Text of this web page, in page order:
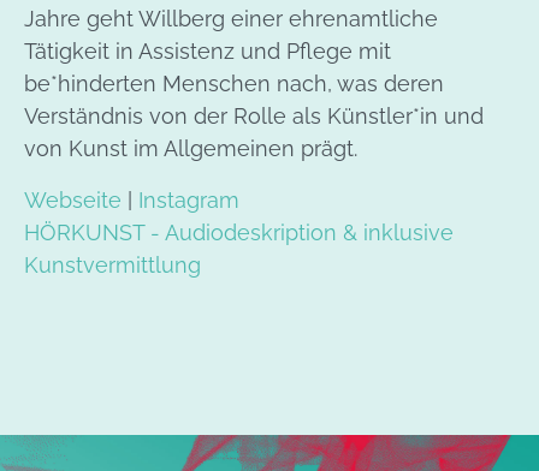
Jahre geht Willberg einer ehrenamtliche
Tätigkeit in Assistenz und Pflege mit
be*hinderten Menschen nach, was deren
Verständnis von der Rolle als Künstler*in und
von Kunst im Allgemeinen prägt.
Webseite | Instagram
HÖRKUNST - Audiodeskription & inklusive
Kunstvermittlung